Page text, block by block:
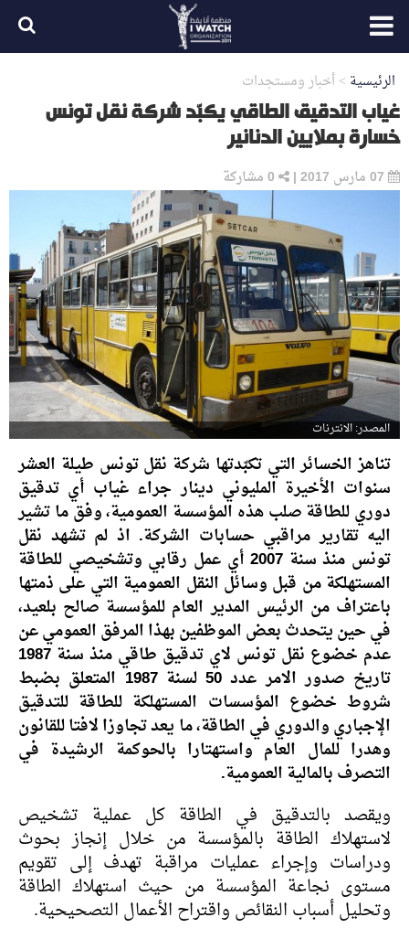
الرئيسية >أخبار ومستجدات
غياب التدقيق الطاقي يكبّد شركة نقل تونس
خسارة بملايين الدنانير
|
0مشاركة
المصدر: الانترنات
تناهز الخسائر التي تكبّدتها شركة نقل تونس طيلة العشر
سنوات الأخيرة المليوني دينار جراء غياب أي تدقيق
دوري للطاقة صلب هذه المؤسسة العمومية، وفق ما تشير
اليه تقارير مراقبي حسابات الشركة. اذ لم تشهد نقل
تونس منذ سنة 2007 أي عمل رقابي وتشخيصي للطاقة
المستهلكة من قبل وسائل النقل العمومية التي على ذمتها
باعتراف من الرئيس المدير العام للمؤسسة صالح بلعيد،
في حين يتحدث بعض الموظفين بهذا المرفق العمومي عن
عدم خضوع نقل تونس لاي تدقيق طاقي منذ سنة 1987
تاريخ صدور الامر عدد 50 لسنة 1987 المتعلق بضبط
شروط خضوع المؤسسات المستهلكة للطاقة للتدقيق
الإجباري والدوري في الطاقة، ما يعد تجاوزا لافتا للقانون
وهدرا للمال العام واستهتارا بالحوكمة الرشيدة في
التصرف بالمالية العمومية.
ويقصد بالتدقيق في الطاقة كل عملية تشخيص
لاستهلاك الطاقة بالمؤسسة من خلال إنجاز بحوث
ودراسات وإجراء عمليات مراقبة تهدف إلى تقويم
مستوى نجاعة المؤسسة من حيث استهلاك الطاقة
وتحليل أسباب النقائص واقتراح الأعمال التصحيحية.